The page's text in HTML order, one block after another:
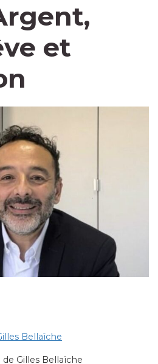
et
Bellaïche
Gilles Bellaïche